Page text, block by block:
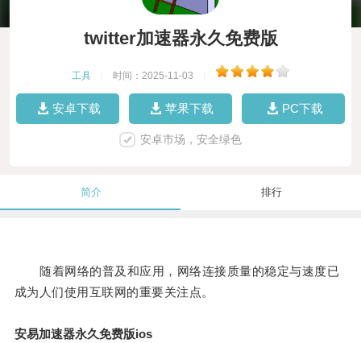
twitter加速器永久免费版
工具 时间：2025-11-03
安卓下载 苹果下载 PC下载
安卓市场，安全绿色
简介 排行
随着网络的普及和应用，网络连接质量的稳定与速度已
成为人们使用互联网的重要关注点。
安易加速器永久免费版ios